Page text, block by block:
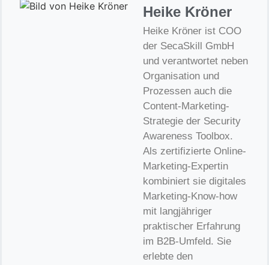
Heike Kröner
Heike Kröner ist COO
der SecaSkill GmbH
und verantwortet neben
Organisation und
Prozessen auch die
Content-Marketing-
Strategie der Security
Awareness Toolbox.
Als zertifizierte Online-
Marketing-Expertin
kombiniert sie digitales
Marketing-Know-how
mit langjähriger
praktischer Erfahrung
im B2B-Umfeld. Sie
erlebte den